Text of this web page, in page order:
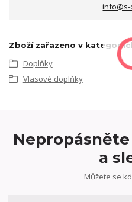
Zboží zařazeno v
Doplňky
Vlasové doplňky
a
Můžete se